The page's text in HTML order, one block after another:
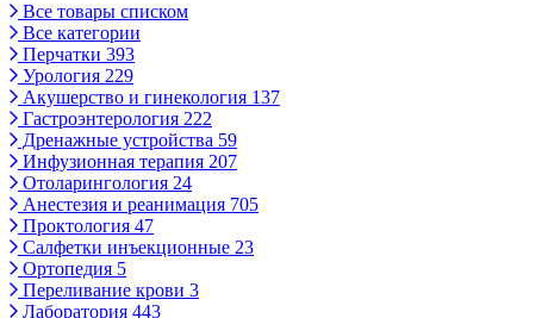
Все товары списком
Все категории
Перчатки 393
Урология 229
Акушерство и гинекология 137
Гастроэнтерология 222
Дренажные устройства 59
Инфузионная терапия 207
Отоларингология 24
Анестезия и реанимация 705
Проктология 47
Салфетки инъекционные 23
Ортопедия 5
Переливание крови 3
Лаборатория 443